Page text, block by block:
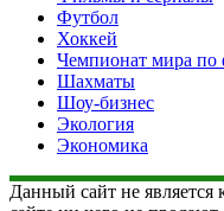
Футбол
Хоккей
Чемпионат мира по
Шахматы
Шоу-бизнес
Экология
Экономика
Данный сайт не